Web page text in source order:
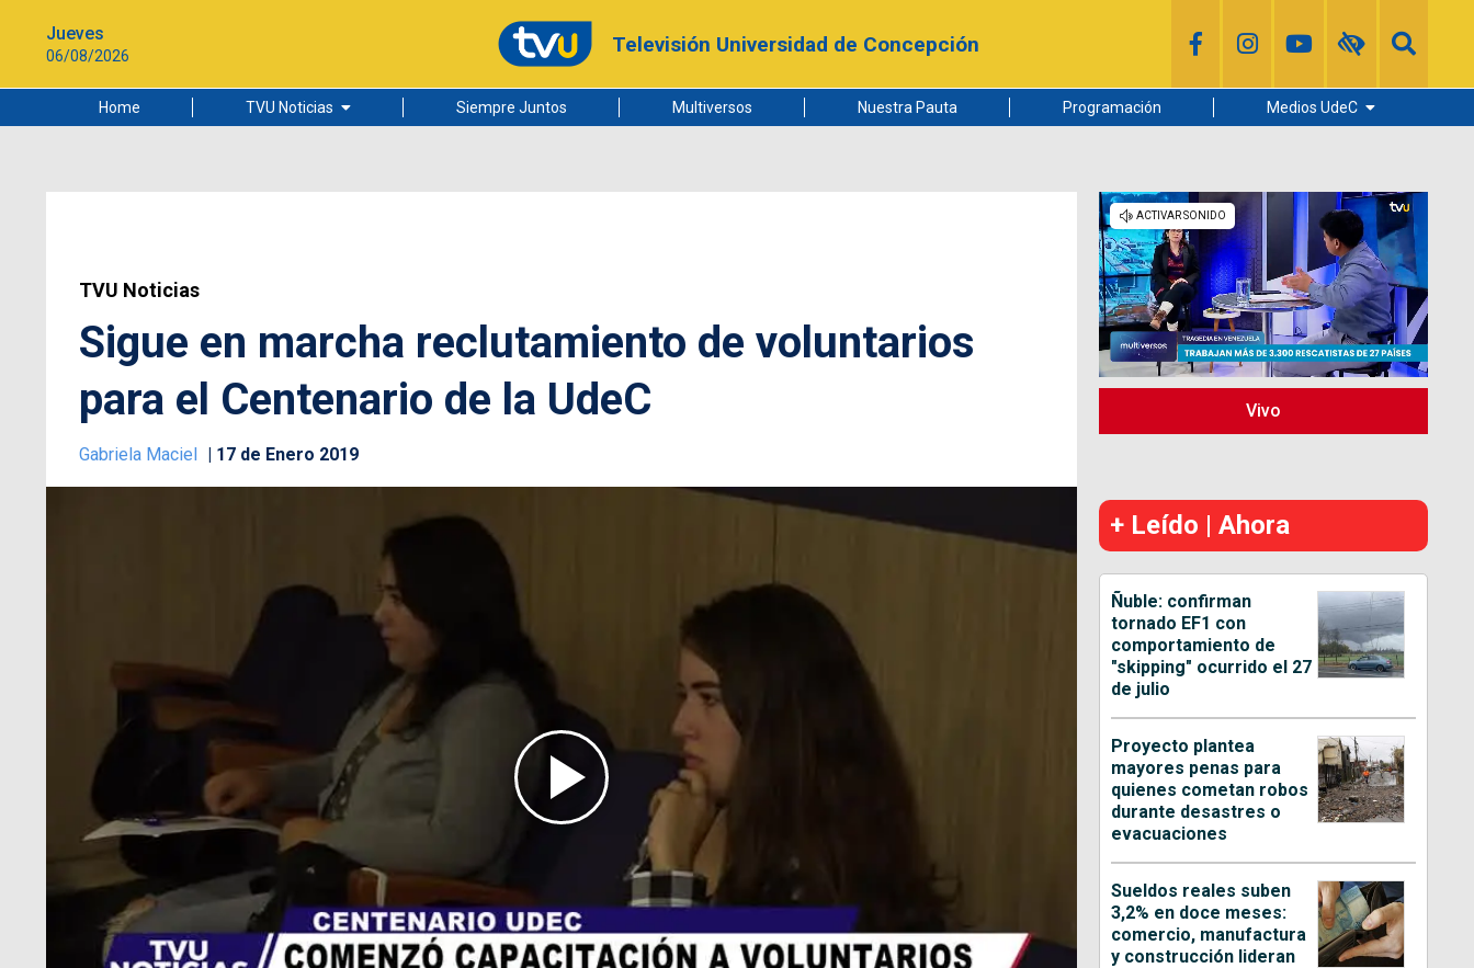
Jueves
06/08/2026 Televisión Universidad de Concepción
Home TVU Noticias
Ciudad
Siempre Juntos Multiversos Nuestra Pauta Programación Medios UdeC
Radio UdeC
Noticias UdeC
La Discusión
TVU Noticias
Sigue en marcha reclutamiento de voluntarios
para el Centenario de la UdeC
Gabriela Maciel 17 de Enero 2019
Vivo
+ Leído | Ahora
Ñuble: confirman
tornado EF1 con
comportamiento de
"skipping" ocurrido el 27
de julio
Proyecto plantea
mayores penas para
quienes cometan robos
durante desastres o
evacuaciones
Sueldos reales suben
3,2% en doce meses:
comercio, manufactura
y construcción lideran